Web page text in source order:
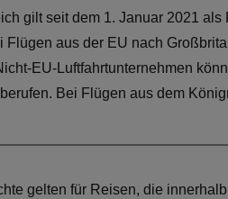
gilt seit dem 1. Januar 2021
Flügen aus der EU nach
EU-Luftfahrtunternehmen
Bei Flügen aus dem
gelten für Reisen, die